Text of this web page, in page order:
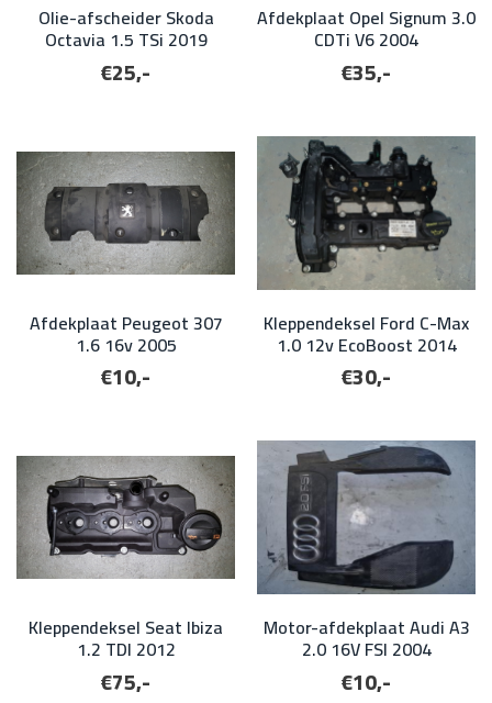
Olie-afscheider Skoda
Octavia 1.5 TSi 2019
€25,-
Afdekplaat Opel Signum 3.0
CDTi V6 2004
€35,-
Afdekplaat Peugeot 307
1.6 16v 2005
€10,-
Kleppendeksel Ford C-Max
1.0 12v EcoBoost 2014
€30,-
Kleppendeksel Seat Ibiza
1.2 TDI 2012
€75,-
Motor-afdekplaat Audi A3
2.0 16V FSI 2004
€10,-